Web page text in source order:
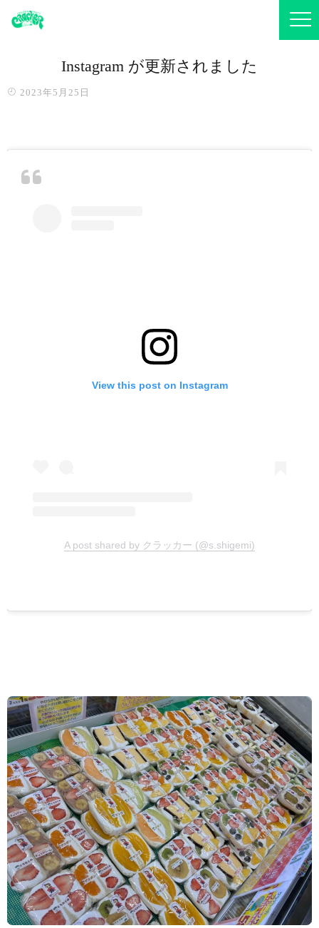
Instagram が更新されました
2023年5月25日
View this post on Instagram
A post shared by クラッカー (@s.shigemi)